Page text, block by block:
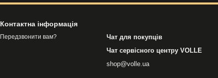
Контактна інформація
Передзвонити вам?
Чат для покупців
Чат сервісного центру VOLLE
shop@volle.ua